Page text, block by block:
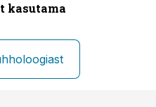
kasutama